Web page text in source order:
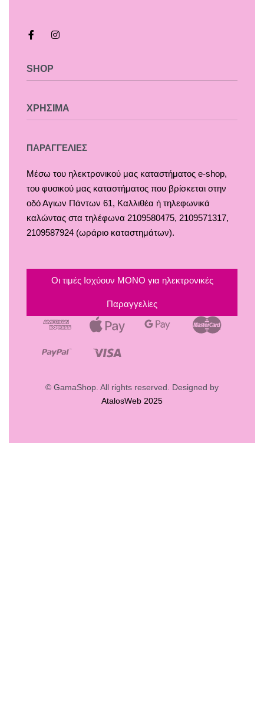
SHOP
Χαλιά
Γκαζόν
Δάπεδα
Τοίχος
ΧΡΗΣΙΜΑ
Τρόποι Πληρωμής
Επιστροφές
Οροι και Προϋποθέσεις Χρήσης
Προστασία Απορρήτου
ΠΑΡΑΓΓΕΛΙΕΣ
Μέσω του ηλεκτρονικού μας καταστήματος e-shop,
του φυσικού μας καταστήματος που βρίσκεται στην
οδό Αγιων Πάντων 61, Καλλιθέα ή τηλεφωνικά
καλώντας στα τηλέφωνα 2109580475, 2109571317,
2109587924 (ωράριο καταστημάτων).
Οι τιμές Ισχύουν ΜΟΝΟ για ηλεκτρονικές
Παραγγελίες
© GamaShop. All rights reserved. Designed by
AtalosWeb 2025